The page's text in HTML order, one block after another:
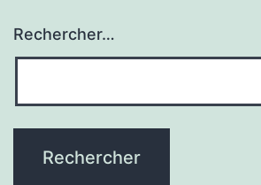
Rechercher…